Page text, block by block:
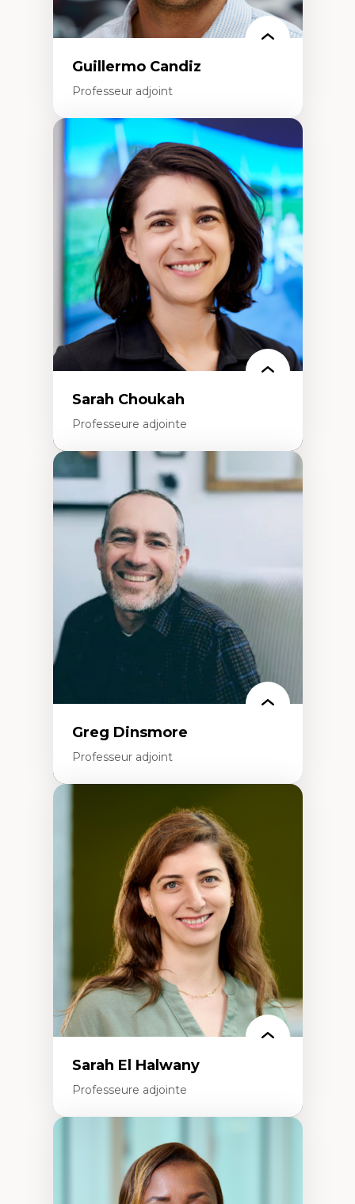
Guillermo Candiz
Professeur adjoint
Expertises
Trajectoires migratoires
Migrations forcées
Études des frontières; Enjeux géopolitiques
des migrations
Politiques migratoires
Réfugiés
Demandeurs d’asile
Migrations irrégulières
Migrations temporaires
Migration et changement climatique
Migration et développement
Sarah Choukah
Professeure adjointe
Expertises
Démocratisation des nouvelles
technologies et biotechnologies
Données ouvertes
Bioart, programmation et électronique
créatives
Histoire sociale et culturelle des
technologies numériques
Résistances et droits numériques
Internet des objets
Métavers
Problématiques relatives à l’intelligence
artificielle, l’apprentissage machine et les
Féminismes et nouvelles technologies
Greg Dinsmore
Professeur adjoint
Fragmentation des auditoires médiatiques
Analyse multi-plateforme des auditoires
médiatiques
Analyse des comportements numériques à
travers les données massives et l’IA
Recherche quantitative et qualitative sur
les auditoires médiatiques
Épistémologie des techniques de recherche
numérique et l’IA
Théorie des droits de la personne
La pensée politique d’Hannah Arendt
La pensée politique à l’ère numérique
Justice internationale et normes
internationales
Sarah El Halwany
Professeure adjointe
Les apports pédagogiques des théories de
l'affect, du posthumanisme, du féminisme
dans l'éducation aux sciences